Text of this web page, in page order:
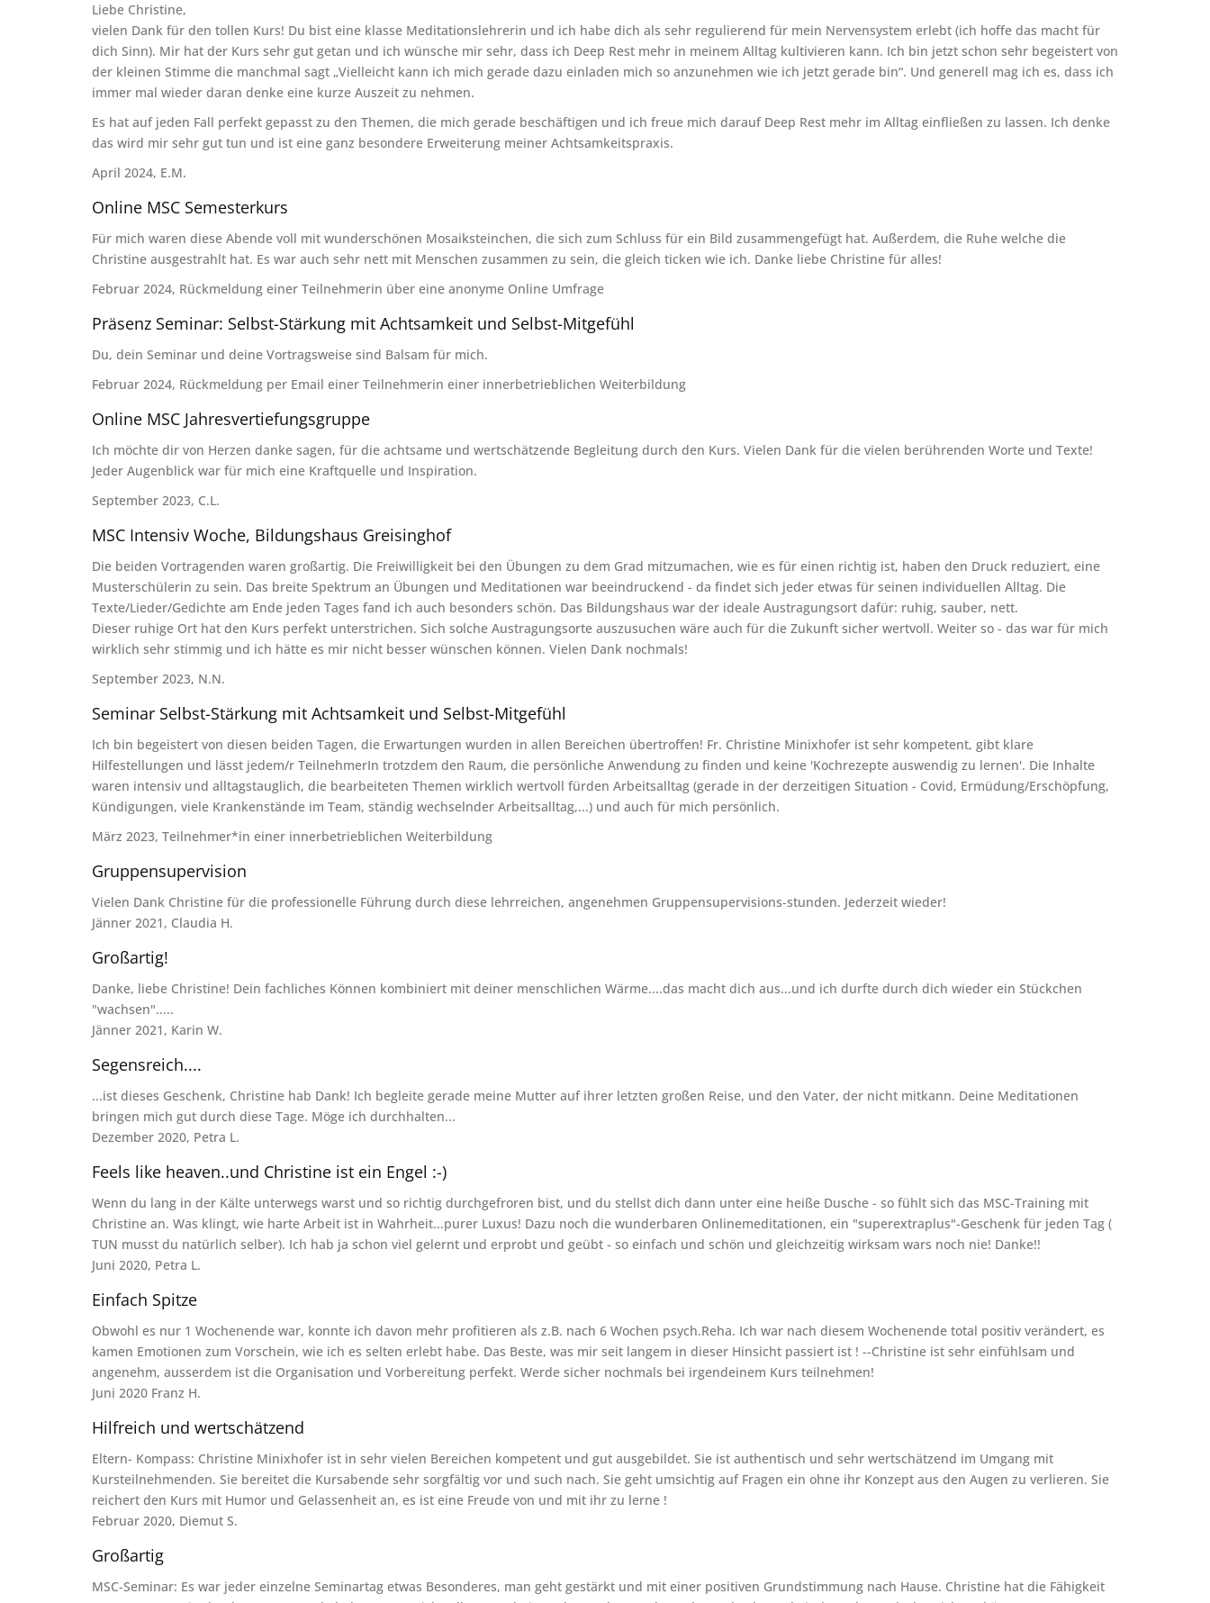
Liebe Christine,
vielen Dank für den tollen Kurs! Du bist eine klasse Meditationslehrerin und ich habe dich als sehr regulierend für mein Nervensystem erlebt (ich hoffe das macht für
dich Sinn). Mir hat der Kurs sehr gut getan und ich wünsche mir sehr, dass ich Deep Rest mehr in meinem Alltag kultivieren kann. Ich bin jetzt schon sehr begeistert von
der kleinen Stimme die manchmal sagt „Vielleicht kann ich mich gerade dazu einladen mich so anzunehmen wie ich jetzt gerade bin“. Und generell mag ich es, dass ich
immer mal wieder daran denke eine kurze Auszeit zu nehmen.
Es hat auf jeden Fall perfekt gepasst zu den Themen, die mich gerade beschäftigen und ich freue mich darauf Deep Rest mehr im Alltag einfließen zu lassen. Ich denke
das wird mir sehr gut tun und ist eine ganz besondere Erweiterung meiner Achtsamkeitspraxis.
April 2024, E.M.
Online MSC Semesterkurs
Für mich waren diese Abende voll mit wunderschönen Mosaiksteinchen, die sich zum Schluss für ein Bild zusammengefügt hat. Außerdem, die Ruhe welche die
Christine ausgestrahlt hat. Es war auch sehr nett mit Menschen zusammen zu sein, die gleich ticken wie ich. Danke liebe Christine für alles!
Februar 2024, Rückmeldung einer Teilnehmerin über eine anonyme Online Umfrage
Präsenz Seminar: Selbst-Stärkung mit Achtsamkeit und Selbst-Mitgefühl
Du, dein Seminar und deine Vortragsweise sind Balsam für mich.
Februar 2024, Rückmeldung per Email einer Teilnehmerin einer innerbetrieblichen Weiterbildung
Online MSC Jahresvertiefungsgruppe
Ich möchte dir von Herzen danke sagen, für die achtsame und wertschätzende Begleitung durch den Kurs. Vielen Dank für die vielen berührenden Worte und Texte!
Jeder Augenblick war für mich eine Kraftquelle und Inspiration.
September 2023, C.L.
MSC Intensiv Woche, Bildungshaus Greisinghof
Die beiden Vortragenden waren großartig. Die Freiwilligkeit bei den Übungen zu dem Grad mitzumachen, wie es für einen richtig ist, haben den Druck reduziert, eine
Musterschülerin zu sein. Das breite Spektrum an Übungen und Meditationen war beeindruckend - da findet sich jeder etwas für seinen individuellen Alltag. Die
Texte/Lieder/Gedichte am Ende jeden Tages fand ich auch besonders schön. Das Bildungshaus war der ideale Austragungsort dafür: ruhig, sauber, nett.
Dieser ruhige Ort hat den Kurs perfekt unterstrichen. Sich solche Austragungsorte auszusuchen wäre auch für die Zukunft sicher wertvoll. Weiter so - das war für mich
wirklich sehr stimmig und ich hätte es mir nicht besser wünschen können. Vielen Dank nochmals!
September 2023, N.N.
Seminar Selbst-Stärkung mit Achtsamkeit und Selbst-Mitgefühl
Ich bin begeistert von diesen beiden Tagen, die Erwartungen wurden in allen Bereichen übertroffen! Fr. Christine Minixhofer ist sehr kompetent, gibt klare
Hilfestellungen und lässt jedem/r TeilnehmerIn trotzdem den Raum, die persönliche Anwendung zu finden und keine 'Kochrezepte auswendig zu lernen'. Die Inhalte
waren intensiv und alltagstauglich, die bearbeiteten Themen wirklich wertvoll fürden Arbeitsalltag (gerade in der derzeitigen Situation - Covid, Ermüdung/Erschöpfung,
Kündigungen, viele Krankenstände im Team, ständig wechselnder Arbeitsalltag,...) und auch für mich persönlich.
März 2023, Teilnehmer*in einer innerbetrieblichen Weiterbildung
Gruppensupervision
Vielen Dank Christine für die professionelle Führung durch diese lehrreichen, angenehmen Gruppensupervisions-stunden. Jederzeit wieder!
Jänner 2021, Claudia H.
Großartig!
Danke, liebe Christine! Dein fachliches Können kombiniert mit deiner menschlichen Wärme....das macht dich aus...und ich durfte durch dich wieder ein Stückchen
"wachsen".....
Jänner 2021, Karin W.
Segensreich....
...ist dieses Geschenk, Christine hab Dank! Ich begleite gerade meine Mutter auf ihrer letzten großen Reise, und den Vater, der nicht mitkann. Deine Meditationen
bringen mich gut durch diese Tage. Möge ich durchhalten...
Dezember 2020, Petra L.
Feels like heaven..und Christine ist ein Engel :-)
Wenn du lang in der Kälte unterwegs warst und so richtig durchgefroren bist, und du stellst dich dann unter eine heiße Dusche - so fühlt sich das MSC-Training mit
Christine an. Was klingt, wie harte Arbeit ist in Wahrheit...purer Luxus! Dazu noch die wunderbaren Onlinemeditationen, ein "superextraplus"-Geschenk für jeden Tag (
TUN musst du natürlich selber). Ich hab ja schon viel gelernt und erprobt und geübt - so einfach und schön und gleichzeitig wirksam wars noch nie! Danke!!
Juni 2020, Petra L.
Einfach Spitze
Obwohl es nur 1 Wochenende war, konnte ich davon mehr profitieren als z.B. nach 6 Wochen psych.Reha. Ich war nach diesem Wochenende total positiv verändert, es
kamen Emotionen zum Vorschein, wie ich es selten erlebt habe. Das Beste, was mir seit langem in dieser Hinsicht passiert ist ! --Christine ist sehr einfühlsam und
angenehm, ausserdem ist die Organisation und Vorbereitung perfekt. Werde sicher nochmals bei irgendeinem Kurs teilnehmen!
Juni 2020 Franz H.
Hilfreich und wertschätzend
Eltern- Kompass: Christine Minixhofer ist in sehr vielen Bereichen kompetent und gut ausgebildet. Sie ist authentisch und sehr wertschätzend im Umgang mit
Kursteilnehmenden. Sie bereitet die Kursabende sehr sorgfältig vor und such nach. Sie geht umsichtig auf Fragen ein ohne ihr Konzept aus den Augen zu verlieren. Sie
reichert den Kurs mit Humor und Gelassenheit an, es ist eine Freude von und mit ihr zu lerne !
Februar 2020, Diemut S.
Großartig
MSC-Seminar: Es war jeder einzelne Seminartag etwas Besonderes, man geht gestärkt und mit einer positiven Grundstimmung nach Hause. Christine hat die Fähigkeit